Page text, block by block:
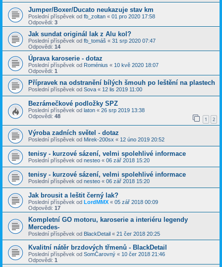
Jumper/Boxer/Ducato neukazuje stav km
Poslední příspěvek od fb_zoltan « 01 pro 2020 17:58
Odpovědi: 3
Jak sundat originál lak z Alu kol?
Poslední příspěvek od fb_tomáš « 31 srp 2020 07:47
Odpovědi: 14
Úprava karoserie - dotaz
Poslední příspěvek od Roménius « 10 kvě 2020 18:07
Odpovědi: 1
Přípravek na odstranění bílých šmouh po leštění na plastech
Poslední příspěvek od Sova « 12 lis 2019 11:00
Bezrámečkové podložky SPZ
Poslední příspěvek od laton « 26 srp 2019 13:38
Odpovědi: 48 1 2
Výroba zadních světel - dotaz
Poslední příspěvek od Mirek-200sx « 12 úno 2019 20:52
tenisy - kurzové sázení, velmi spolehlivé informace
Poslední příspěvek od nesteo « 06 zář 2018 15:20
tenisy - kurzové sázení, velmi spolehlivé informace
Poslední příspěvek od nesteo « 06 zář 2018 15:20
Jak brousit a leštit černý lak?
Poslední příspěvek od LordMMX « 05 zář 2018 00:09
Odpovědi: 17
Kompletní GO motoru, karoserie a interiéru legendy
Mercedes-
Poslední příspěvek od BlackDetail « 21 čer 2018 20:25
Kvalitní nátěr brzdových třmenů - BlackDetail
Poslední příspěvek od SomČarovný « 10 čer 2018 21:46
Odpovědi: 1